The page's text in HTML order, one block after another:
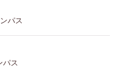
パス
パス